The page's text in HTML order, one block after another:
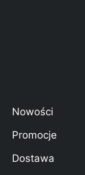
Nowości
Promocje
Dostawa